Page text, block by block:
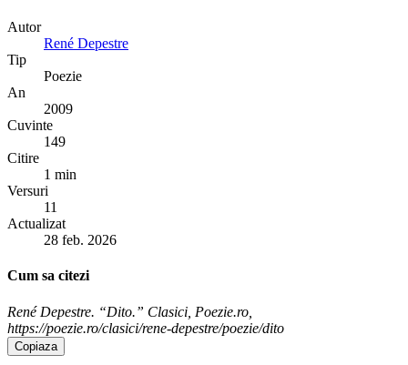
Autor
René Depestre
Tip
Poezie
An
2009
Cuvinte
149
Citire
1 min
Versuri
11
Actualizat
28 feb. 2026
Cum sa citezi
René Depestre. “Dito.” Clasici, Poezie.ro,
https://poezie.ro/clasici/rene-depestre/poezie/dito
Copiaza